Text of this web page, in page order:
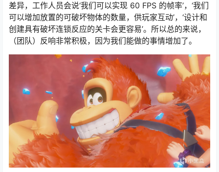
差异，工作人员会说‘我们可以实现 60 FPS 的帧率’，‘我们
可以增加放置的可破坏物体的数量，供玩家互动’，‘设计和
创建具有破坏连锁反应的关卡会更容易’。所以总的来说，
（团队）反响非常积极，因为我们能做的事情增加了。